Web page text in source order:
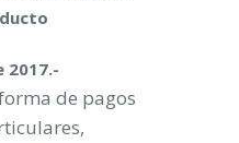
2017.-
de pagos